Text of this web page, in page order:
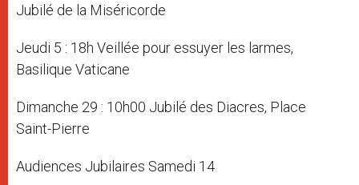
Jubilé de la Miséricorde
Jeudi 5 : 18h Veillée pour essuyer les larmes,
Basilique Vaticane
Dimanche 29 : 10h00 Jubilé des Diacres, Place
Saint-Pierre
Audiences Jubilaires Samedi 14